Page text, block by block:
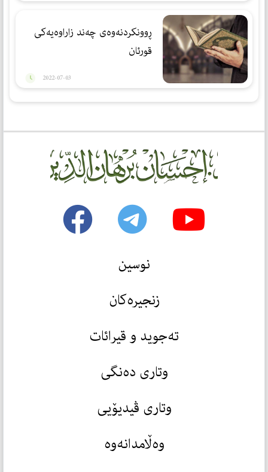
ڕوونكردنەوەی چەند زاراوەیەكی
قورئان
2022-07-03
نوسین
زنجیرەکان
تەجوید و قیرائات
وتاری دەنگی
وتاری ڤیدیۆیی
وەڵامدانەوە